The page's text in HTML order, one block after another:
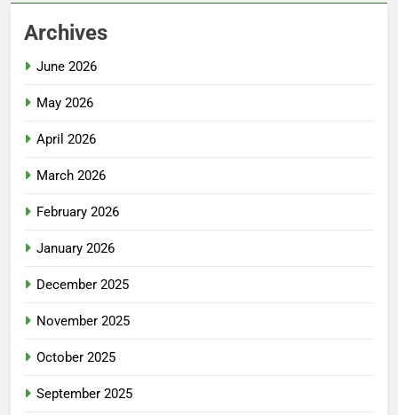
Archives
June 2026
May 2026
April 2026
March 2026
February 2026
January 2026
December 2025
November 2025
October 2025
September 2025